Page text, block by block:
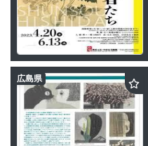
広島県